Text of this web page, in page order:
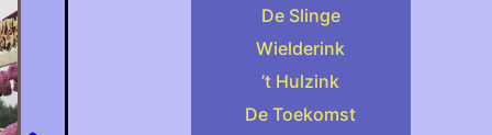
De Slinge
Wielderink
’t Hulzink
De Toekomst